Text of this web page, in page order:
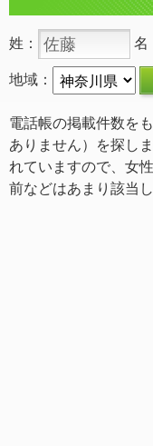
姓： 名
地域：
電話帳の掲載件数を
ありません）を探し
れていますので、女
前などはあまり該当